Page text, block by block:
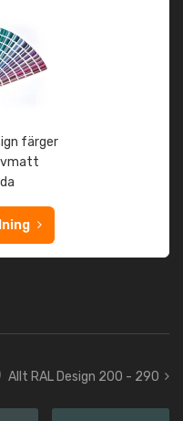
färger
Allt RAL Design 200 - 290